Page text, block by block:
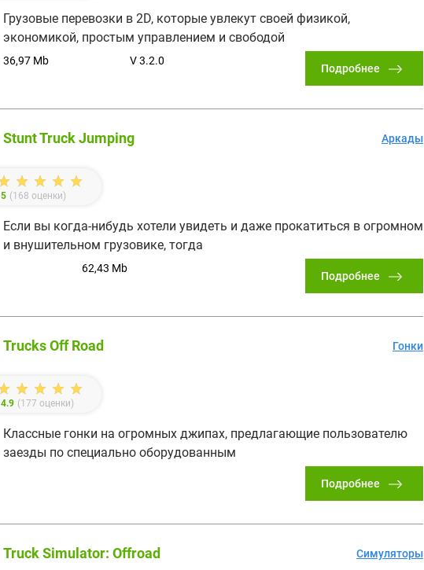
Грузовые перевозки в 2D, которые увлекут своей физикой,
экономикой, простым управлением и свободой
36,97 Mb V 3.2.0
Подробнее
Stunt Truck Jumping
5 (168 оценки)
Если вы когда-нибудь хотели увидеть и даже прокатиться в огромном
и внушительном грузовике, тогда
62,43 Mb
Аркады
Подробнее
Trucks Off Road
4.9 (177 оценки)
Классные гонки на огромных джипах, предлагающие пользователю
заезды по специально оборудованным
Гонки
Подробнее
Truck Simulator: Offroad Симуляторы